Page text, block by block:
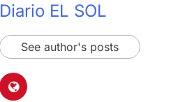
Diario EL SOL
See author's posts